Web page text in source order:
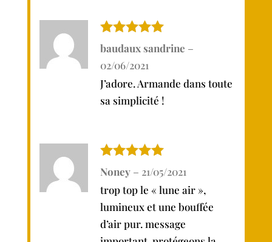
Note5sur
5
baudaux sandrine –
02/06/2021
J’adore. Armande dans toute
sa simplicité !
Note5
sur
Noney – 21/05/2021
trop top le « lune air »,
lumineux et une bouffée
d’air pur. message